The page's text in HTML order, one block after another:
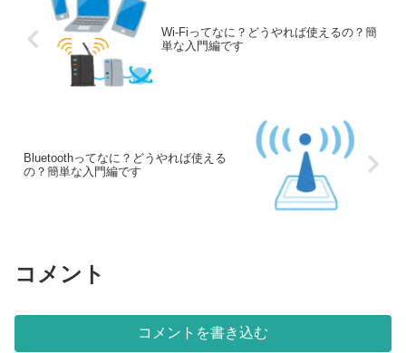
Wi-Fiってなに？どうやれば使えるの？簡
単な入門編です
Bluetoothってなに？どうやれば使える
の？簡単な入門編です
コメント
コメントを書き込む